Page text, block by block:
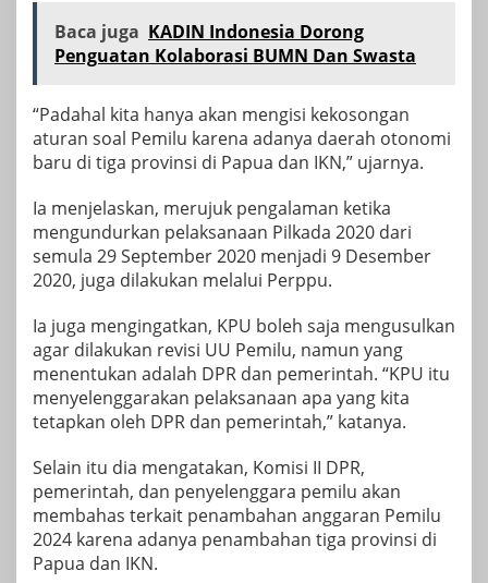
Baca juga KADIN Indonesia Dorong
Penguatan Kolaborasi BUMN Dan Swasta
“Padahal kita hanya akan mengisi kekosongan
aturan soal Pemilu karena adanya daerah otonomi
baru di tiga provinsi di Papua dan IKN,” ujarnya.
Ia menjelaskan, merujuk pengalaman ketika
mengundurkan pelaksanaan Pilkada 2020 dari
semula 29 September 2020 menjadi 9 Desember
2020, juga dilakukan melalui Perppu.
Ia juga mengingatkan, KPU boleh saja mengusulkan
agar dilakukan revisi UU Pemilu, namun yang
menentukan adalah DPR dan pemerintah. “KPU itu
menyelenggarakan pelaksanaan apa yang kita
tetapkan oleh DPR dan pemerintah,” katanya.
Selain itu dia mengatakan, Komisi II DPR,
pemerintah, dan penyelenggara pemilu akan
membahas terkait penambahan anggaran Pemilu
2024 karena adanya penambahan tiga provinsi di
Papua dan IKN.